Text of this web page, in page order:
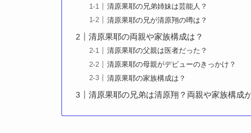
清原果耶の兄弟姉妹は芸能人？
清原果耶の兄が清原翔の噂は？
清原果耶の両親や家族構成は？
清原果耶の父親は医者だった？
清原果耶の母親がデビューのきっかけ？
清原果耶の家族構成は？
清原果耶の兄弟は清原翔？両親や家族構成